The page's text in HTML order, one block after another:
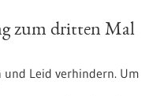
zum dritten Mal
Leid verhindern. Um